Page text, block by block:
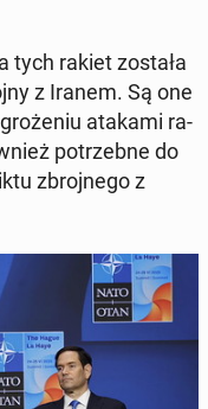
tych rakiet została
z Iranem. Są one
atakami ra­
po­trzeb­ne do
zbroj­ne­go z